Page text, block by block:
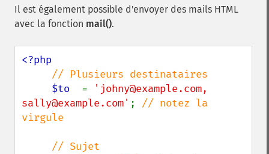
Il est également possible d'envoyer des mails HTML
avec la fonction mail().
<?php
// Plusieurs destinataires
$to =
'johny@example.com,
sally@example.com' ; // notez la
virgule